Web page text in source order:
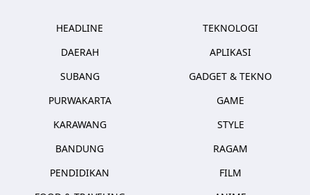
HEADLINE
DAERAH
SUBANG
PURWAKARTA
KARAWANG
BANDUNG
PENDIDIKAN
TEKNOLOGI
APLIKASI
GADGET & TEKNO
GAME
STYLE
RAGAM
FILM